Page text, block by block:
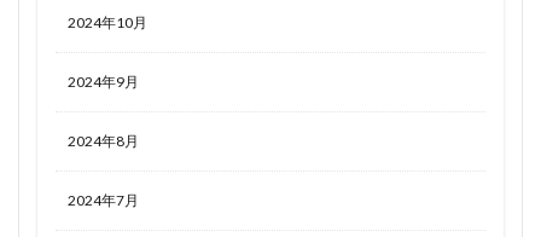
2024年10月
2024年9月
2024年8月
2024年7月